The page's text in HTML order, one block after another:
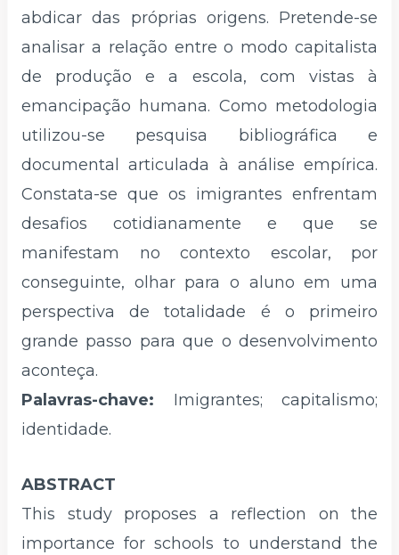
abdicar das próprias origens. Pretende-se
analisar a relação entre o modo capitalista
de produção e a escola, com vistas à
emancipação humana. Como metodologia
utilizou-se pesquisa bibliográfica e
documental articulada à análise empírica.
Constata-se que os imigrantes enfrentam
desafios cotidianamente e que se
manifestam no contexto escolar, por
conseguinte, olhar para o aluno em uma
perspectiva de totalidade é o primeiro
grande passo para que o desenvolvimento
aconteça.
Palavras-chave: Imigrantes; capitalismo;
identidade.
ABSTRACT
This study proposes a reflection on the
importance for schools to understand the